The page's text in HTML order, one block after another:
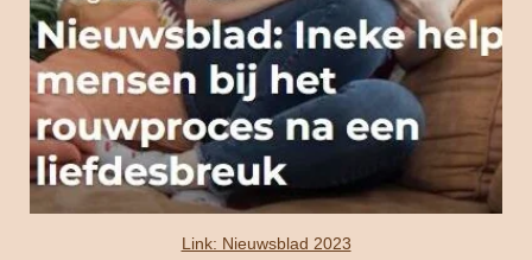
Link: Nieuwsblad 2023